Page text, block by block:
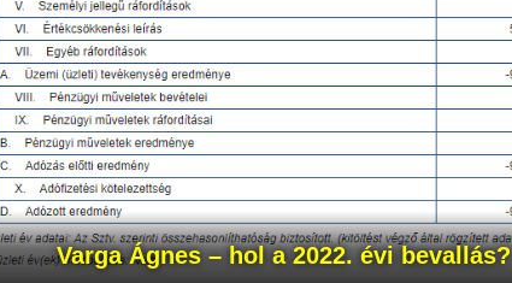
Varga Ágnes – hol a 2022. évi bevallás?